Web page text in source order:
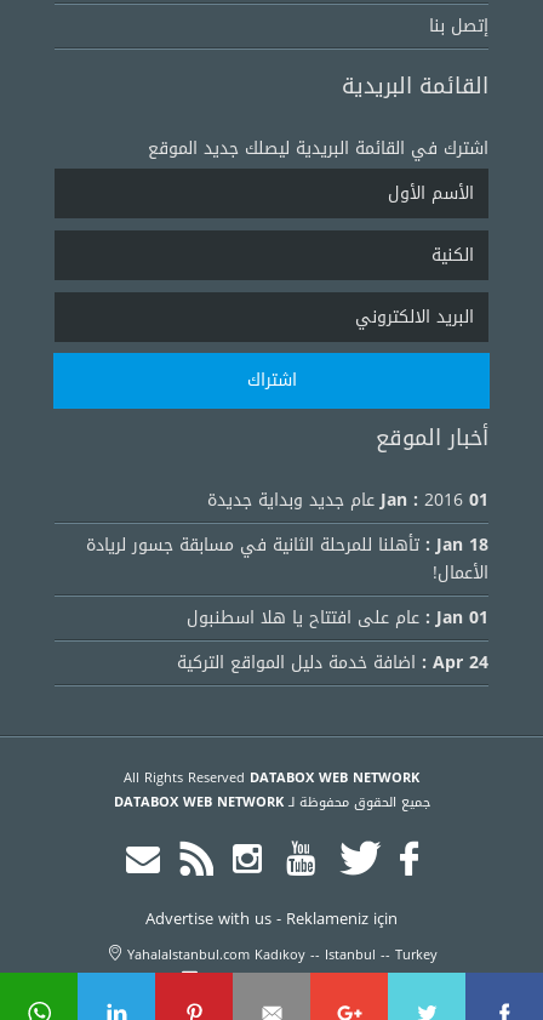
إتصل بنا
القائمة البريدية
اشترك في القائمة البريدية ليصلك جديد الموقع
أخبار الموقع
01 Jan :2016 عام جديد وبداية جديدة
18 Jan :
تأهلنا للمرحلة الثانية في مسابقة جسور لريادة
الأعمال!
01 Jan :
عام على افتتاح يا هلا اسطنبول
24 Apr :
اضافة خدمة دليل المواقع التركية
All Rights Reserved DATABOX WEB NETWORK
جميع الحقوق محفوظة لـDATABOX WEB NETWORK
Advertise with us- Reklameniz için
YahalaIstanbul.com Kadıkoy -- Istanbul -- Turkey
info@yahalaistanbul.com
+905316266695